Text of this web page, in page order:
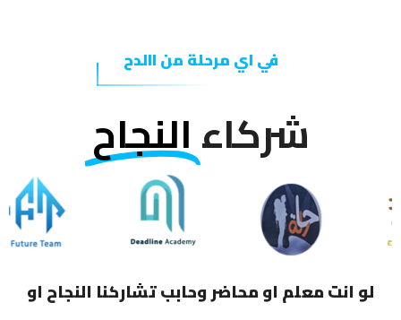
في اي مرحلة من االدح
شركاءالنجاح
لو انت معلم او محاضر وحابب تشاركنا النجاح او